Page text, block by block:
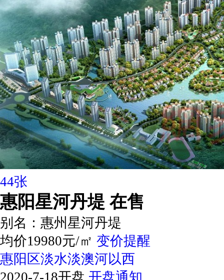
44张
惠阳星河丹堤 在售
别名： 惠州星河丹堤
均价19980元/㎡ 变价提醒
惠阳区淡水淡澳河以西
2020-7-18开盘 开盘通知